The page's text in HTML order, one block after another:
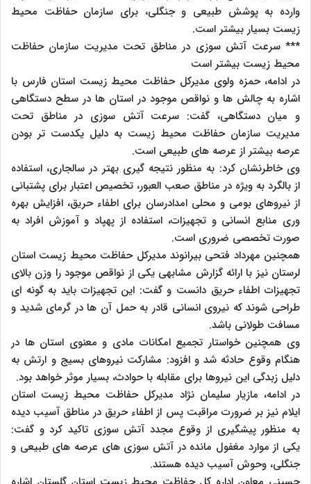
وارده به پوشش طبیعی و جنگلی، برای سازمان حفاظت محیط
زیست بسیار بیشتر است.
*** سرعت آتش سوزی در مناطق تحت مدیریت سازمان حفاظت
محیط زیست بیشتر است
در ادامه، حمزه ولوی مدیرکل حفاظت محیط زیست استان فارس با
اشاره به چالش ها و نواقص موجود در استان ها در سطح دستگاهی
و میان دستگاهی، گفت: سرعت آتش سوزی در مناطق تحت
مدیریت سازمان حفاظت محیط زیست به دلیل یکدست تر بودن
عرصه بیشتر از عرصه های طبیعی است.
وی خاطرنشان کرد: به منظور نتیجه گیری بهتر در سالجاری، استفاده
از بالگرد به ویژه در مناطق صعب العبور، تخصیص اعتبار برای پشتبانی
از نیروهای بومی و محلی امدادرسان برای اطفاء حریق، افزایش بهره
وری منابع انسانی و تجهیزات، استفاده از پهپاد و آموزش افراد به
صورت تخصصی ضروری است.
همچنین مهرداد فتحی بیرانوند مدیرکل حفاظت محیط زیست استان
لرستان نیز با ارائه گزارش مشابهی یکی از نواقص موجود را وزن بالای
تجهیزات اطفاء حریق دانست و گفت: این تجهیزات باید به گونه ای
طراحی شوند که نیروی انسانی قادر به حمل آن ها در گرمای شدید و
مسافت طولانی باشد.
وی همچنین خواستار تجمیع امکانات مادی و معنوی استان ها در
هنگام وقوع حادثه شد و افزود: مشارکت نیروهای بسیج و ارتش به
دلیل زبدگی این نیروها برای مقابله با حوادث، بسیار موثر خواهد بود.
در ادامه، مازیار سلیمان نژاد مدیرکل حفاظت محیط زیست استان
ایلام نیز بر ضرورت مراقبت پس از اطفاء حریق در مناطق آسیب دیده
به منظور پیشگیری از وقوع مجدد آتش سوزی تاکید کرد و گفت:
یکی از موارد مغفول مانده در آتش سوزی های عرصه های طبیعی و
جنگلی، وحوش آسیب دیده هستند.